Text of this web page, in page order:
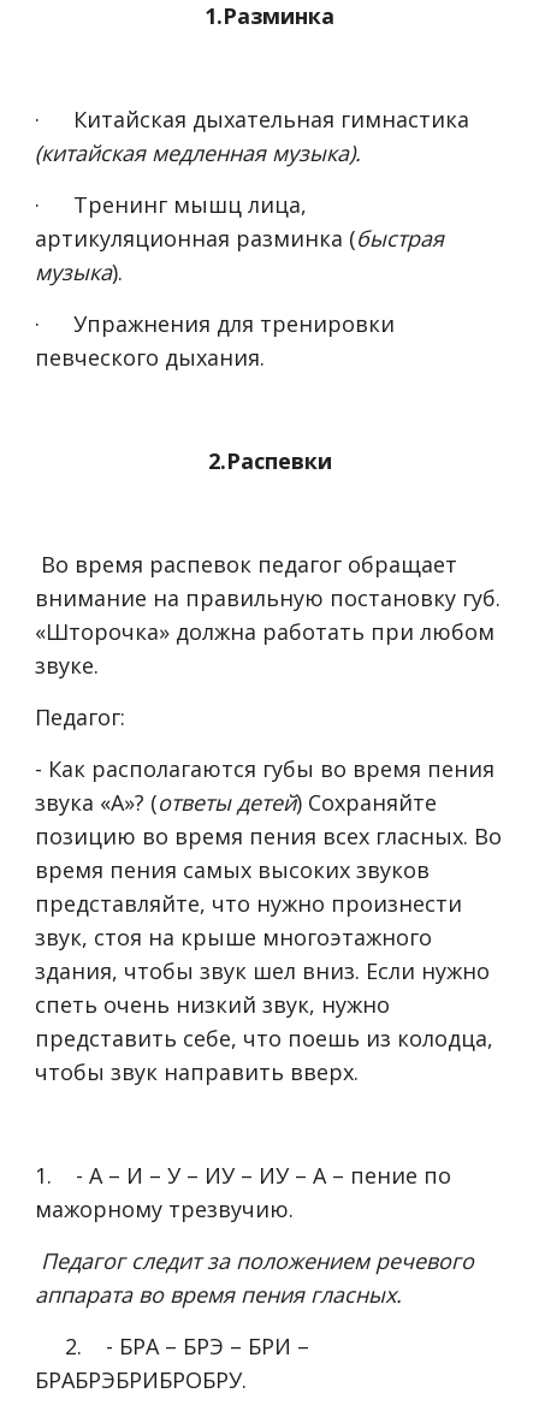
1.Разминка
·
Китайская дыхательная гимнастика
(китайская медленная музыка).
·
Тренинг мышц лица,
артикуляционная разминка (быстрая
музыка).
·
Упражнения для тренировки
певческого дыхания.
2.Распевки
Во время распевок педагог обращает
внимание на правильную постановку губ.
«Шторочка» должна работать при любом
звуке.
Педагог:
- Как располагаются губы во время пения
звука «А»? (ответы детей) Сохраняйте
позицию во время пения всех гласных. Во
время пения самых высоких звуков
представляйте, что нужно произнести
звук, стоя на крыше многоэтажного
здания, чтобы звук шел вниз. Если нужно
спеть очень низкий звук, нужно
представить себе, что поешь из колодца,
чтобы звук направить вверх.
1. - А – И – У – ИУ – ИУ – А – пение по
мажорному трезвучию.
Педагог следит за положением речевого
аппарата во время пения гласных.
2. - БРА – БРЭ – БРИ –
БРАБРЭБРИБРОБРУ.